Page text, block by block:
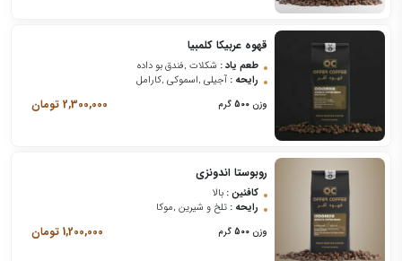
قهوه عربیکا کلمبیا
طعم یاد : شکلات ,فندق بو داده
رایحه : آجیلی ,اسموکی ,کارامل
وزن 500 گرم 2,300,000 تومان
روبوستا اندونزی
کافئین : بالا
رایحه : تلخ و شیرین ,موکا
وزن 500 گرم 1,200,000 تومان